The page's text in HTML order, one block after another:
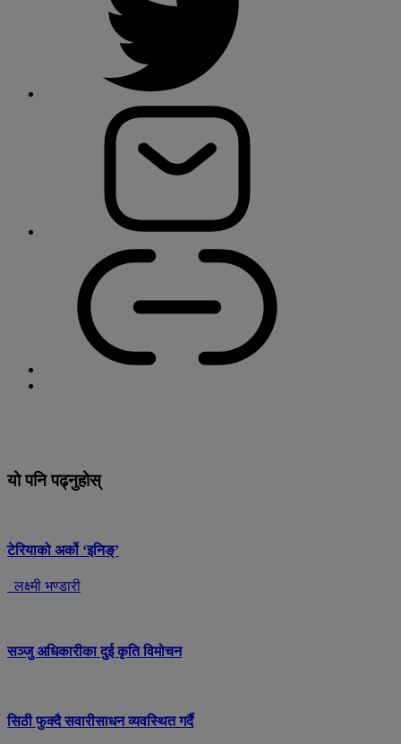
यो पनि पढ्नुहोस्
टेरियाको अर्को ‘इनिङ्’
लक्ष्मी भण्डारी
सञ्जु अधिकारीका दुई कृति विमोचन
सिठी फुक्दै सवारीसाधन व्यवस्थित गर्दै